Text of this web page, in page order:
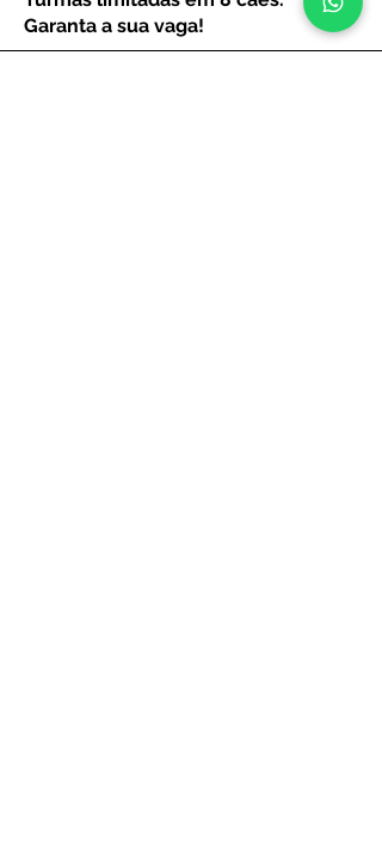
Garanta a sua vaga!